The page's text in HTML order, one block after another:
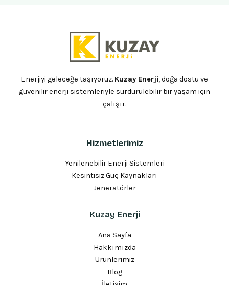
Enerjiyi geleceğe taşıyoruz. Kuzay Enerji, doğa dostu ve
güvenilir enerji sistemleriyle sürdürülebilir bir yaşam için
çalışır.
Hizmetlerimiz
Yenilenebilir Enerji Sistemleri
Kesintisiz Güç Kaynakları
Jeneratörler
Kuzay Enerji
Ana Sayfa
Hakkımızda
Ürünlerimiz
Blog